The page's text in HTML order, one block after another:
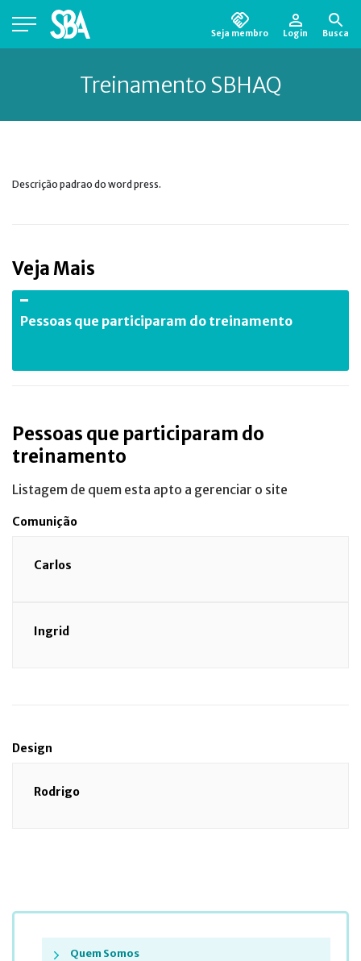
Seja membro Login Busca
para encontrá-lo.Treinamento SBHAQ
Quem Somos
Descrição padrao do word press.
Veja Mais
Pessoas que participaram do treinamento
Pessoas que participaram do
treinamento
Listagem de quem esta apto a gerenciar o site
Comunição
Carlos
Ingrid
Design
Rodrigo